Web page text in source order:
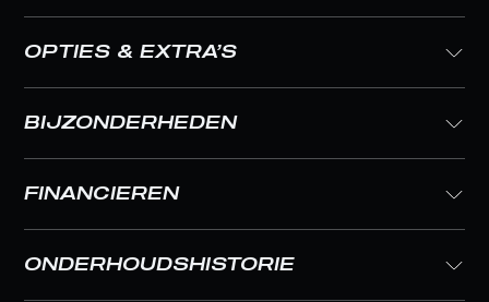
OPTIES & EXTRA’S
BIJZONDERHEDEN
FINANCIEREN
ONDERHOUDSHISTORIE